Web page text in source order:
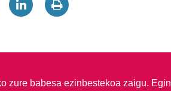
zure babesa ezinbestekoa zaigu. Egin